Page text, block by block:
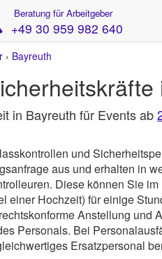
Beratung für Arbeitgeber
+49 30 959 982 640
› Bayreuth
in Bayreuth für Events ab
und
aus und erhalten in
Diese können Sie
einer Hochzeit) für einige
Anstellung und
Personals. Bei
Ersatzpersonal